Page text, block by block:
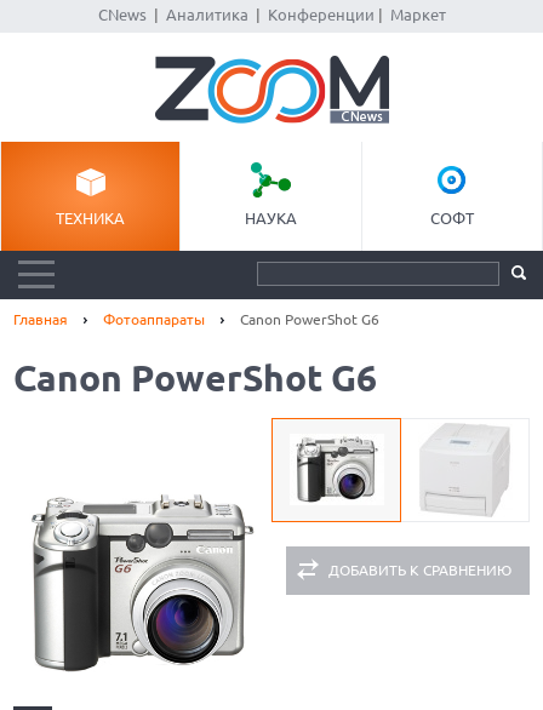
CNews| Аналитика Конференции Маркет
ТЕХНИКА НАУКА СОФТ
Главная Фотоаппараты Canon PowerShot G6
Canon PowerShot G6
ДОБАВИТЬ К СРАВНЕНИЮ